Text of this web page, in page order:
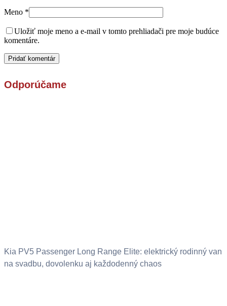
Meno *
Uložiť moje meno a e-mail v tomto prehliadači pre moje budúce
komentáre.
Odporúčame
Kia PV5 Passenger Long Range Elite: elektrický rodinný van
na svadbu, dovolenku aj každodenný chaos